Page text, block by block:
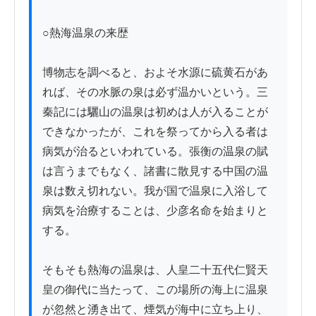
○熱海温泉の来歴
博物志を調べると、およそ水源に硫黄石があ
れば、その水脈の泉は必ず温かいという。三
秦記には驪山の温泉は初めは人が入ることが
できなかったが、これを祭ってから入る者は
病気が治るといわれている。張衡の温泉の賦
は言うまでもなく、諸書に散見する中国の温
泉は数え切れない。我が国で温泉に入浴して
病気を治療することは、少彦名命を始まりと
する。
そもそも熱海の温泉は、人皇二十五代仁賢天
皇の御代に当たって、この場所の海上に温泉
が忽然と湧き出て、煙気が海中に立ち上り、